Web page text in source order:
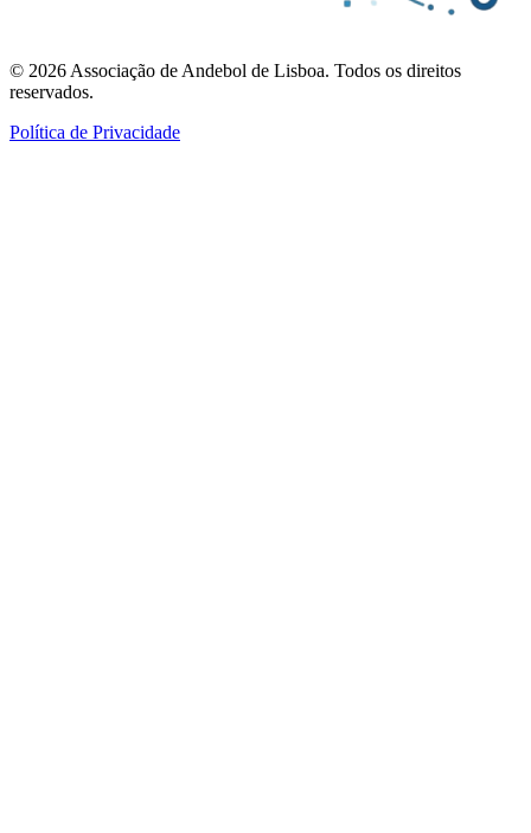
© 2026 Associação de Andebol de Lisboa. Todos os direitos
reservados.
Política de Privacidade